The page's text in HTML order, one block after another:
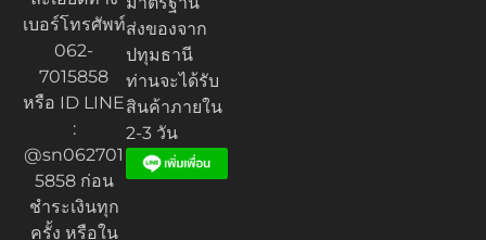
เบอร์โทรศัพท์
062-
7015858
หรือ ID LINE
:
@sn062701
5858 ก่อน
ชำระเงินทุก
ครั้ง หรือใน
ส่งของจาก
ปทุมธานี
ท่านจะได้รับ
สินค้าภายใน
2-3 วัน